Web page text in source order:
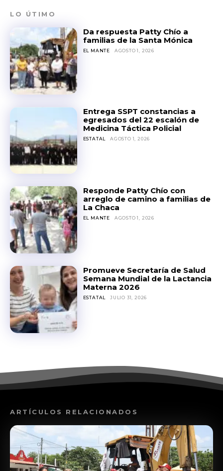
LO ÚTIMO
Da respuesta Patty Chío a
familias de la Santa Mónica
EL MANTE AGOSTO 1, 2026
Entrega SSPT constancias a
egresados del 22 escalón de
Medicina Táctica Policial
ESTATAL AGOSTO 1, 2026
Responde Patty Chío con
arreglo de camino a familias de
La Chaca
EL MANTE AGOSTO 1, 2026
Promueve Secretaría de Salud
Semana Mundial de la Lactancia
Materna 2026
ESTATAL JULIO 31, 2026
ARTÍCULOS RELACIONADOS